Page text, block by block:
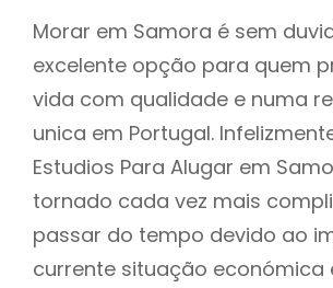
Morar em Samora é sem
excelente opção para quem
vida com qualidade e numa
unica em Portugal.
Estudios Para Alugar em
tornado cada vez mais
passar do tempo devido ao
currente situação económica